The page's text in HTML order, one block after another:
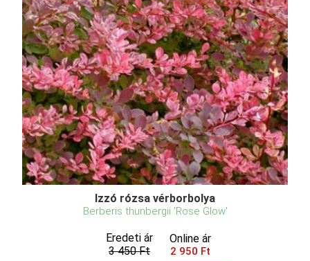
Izzó rózsa vérborbolya
Berberis thunbergii 'Rose Glow'
Eredeti ár
3 450 Ft
Online ár
2 950 Ft